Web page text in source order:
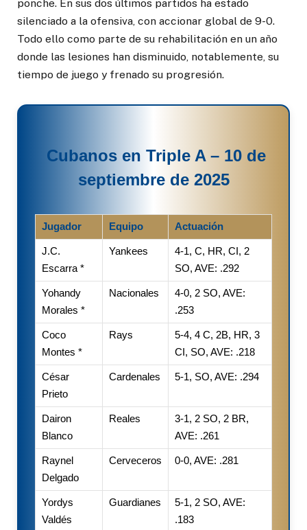
ponche. En sus dos últimos partidos ha estado
silenciado a la ofensiva, con accionar global de 9-0.
Todo ello como parte de su rehabilitación en un año
donde las lesiones han disminuido, notablemente, su
tiempo de juego y frenado su progresión.
Cubanos en Triple A – 10 de
septiembre de 2025
Jugador Equipo Actuación
J.C.
Escarra *
Yankees
4-1, C, HR, CI, 2
SO, AVE: .292
Yohandy
Morales *
Nacionales
4-0, 2 SO, AVE:
.253
Coco
Montes *
Rays
5-4, 4 C, 2B, HR, 3
CI, SO, AVE: .218
César
Prieto
Cardenales 5-1, SO, AVE: .294
Dairon
Blanco
Reales
3-1, 2 SO, 2 BR,
AVE: .261
Raynel
Delgado
Cerveceros 0-0, AVE: .281
Yordys
Valdés
Guardianes
5-1, 2 SO, AVE:
.183